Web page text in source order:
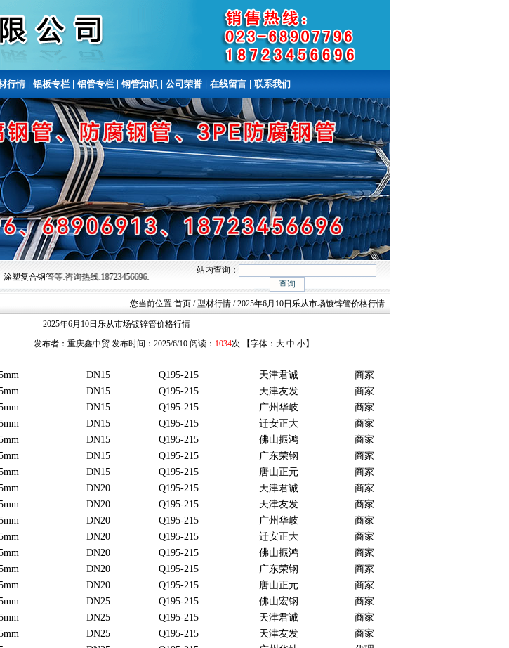
行情 铝板专栏 铝管专栏 钢管知识 公司荣誉 在线留言 联系我们
塑复合钢管等.咨询热线:18723456696.
站内查询：
您当前位置:首页 /型材行情 / 2025年6月10日乐从市场镀锌管价格行情
2025年6月10日乐从市场镀锌管价格行情
发布者：重庆鑫中贸 发布时间：2025/6/10 阅读： 1034次 【字体： 大 中 小】
DN15 Q195-215 天津君诚
商家
DN15 Q195-215 天津友发
商家
DN15 Q195-215 广州华岐
商家
DN15 Q195-215 迁安正大
商家
DN15 Q195-215 佛山振鸿
商家
DN15 Q195-215 广东荣钢
商家
DN15 Q195-215 唐山正元
商家
DN20 Q195-215 天津君诚
商家
DN20 Q195-215 天津友发
商家
DN20 Q195-215 广州华岐
商家
DN20 Q195-215 迁安正大
商家
DN20 Q195-215 佛山振鸿
商家
DN20 Q195-215 广东荣钢
商家
DN20 Q195-215 唐山正元
商家
DN25 Q195-215 佛山宏钢
商家
DN25 Q195-215 天津君诚
商家
DN25 Q195-215 天津友发
商家